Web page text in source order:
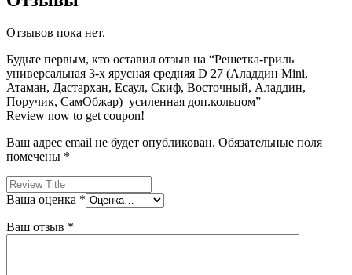
Отзывов пока нет.
Будьте первым, кто оставил отзыв на “Решетка-гриль
универсальная 3-х ярусная средняя D 27 (Аладдин Mini,
Атаман, Дастархан, Есаул, Скиф, Восточный, Аладдин,
Поручик, СамОбжар)_усиленная доп.кольцом”
Review now to get coupon!
Ваш адрес email не будет опубликован. Обязательные поля
помечены *
Ваша оценка *
Ваш отзыв *